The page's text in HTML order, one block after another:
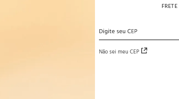
Não sei meu CEP